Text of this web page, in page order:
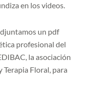
en los videos.
un pdf
profesional del
la asociación
Terapia Floral, para